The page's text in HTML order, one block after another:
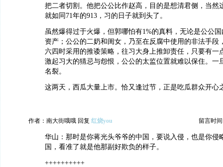
把二者切割。他把公公比作赵高，目的是想清君侧，当然
就如同71年的913，习的日子就到头了。
虽然爆得过于火爆，但郭哪怕有1%的真料，无论是公公
资产；公公的二奶和闺女，乃至在反腐中使用的非法手段
六四时采用的推诿策略，往习大身上推卸责任，只要有一
激起习大的猜忌与怨恨，公公的太监位置就难以保住。一
名裂。
这两天，西瓜大量上市。恰又逢过节，正是吃瓜群众开心
作者：南大街哦哦 回复 红烧you 留言时间
华山：那时是你蒋光头爷爷的中国，要说入侵，也是你侵
国，看准了就是他那副好欺负的样子。
++++++++++